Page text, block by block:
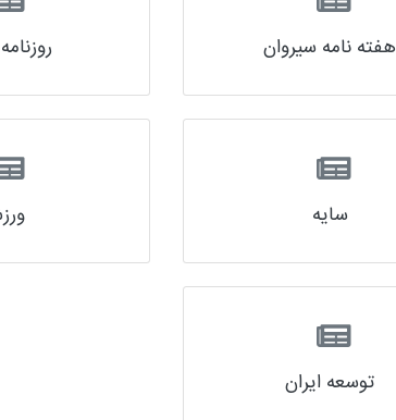
هفته نامه سیروان
سایه
توسعه ایران